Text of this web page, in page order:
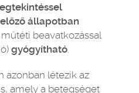
állapotban
beavatkozással
gyógyítható.
azonban létezik az
amely a betegséget